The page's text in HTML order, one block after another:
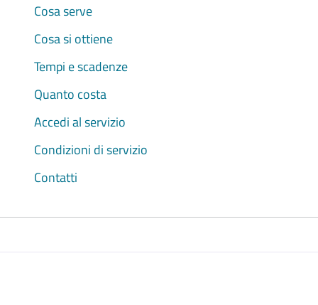
Cosa serve
Cosa si ottiene
Tempi e scadenze
Quanto costa
Accedi al servizio
Condizioni di servizio
Contatti